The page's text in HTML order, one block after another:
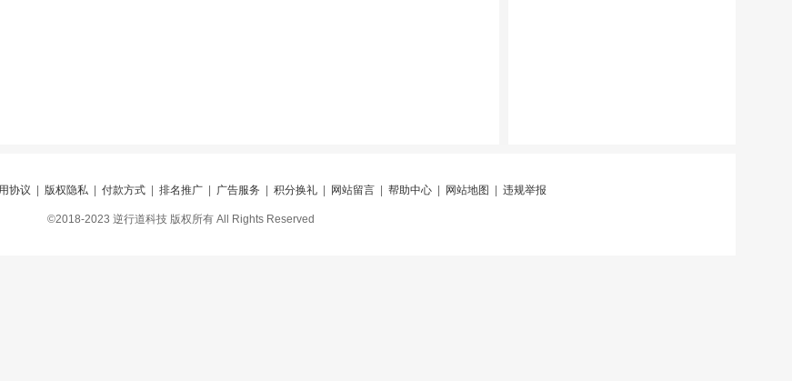
协议 版权隐私 付款方式 排名推广 广告服务 积分换礼 网站留言 帮助中心 网站地图 违规举报
©2018-2023 逆行道科技 版权所有 All Rights Reserved